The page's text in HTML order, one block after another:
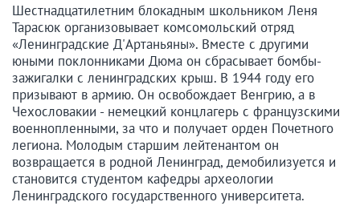
Шестнадцатилетним блокадным школьником Леня
Тарасюк организовывает комсомольский отряд
«Ленинградские Д'Артаньяны». Вместе с другими
юными поклонниками Дюма он сбрасывает бомбы-
зажигалки с ленинградских крыш. В 1944 году его
призывают в армию. Он освобождает Венгрию, а в
Чехословакии - немецкий концлагерь с французскими
военнопленными, за что и получает орден Почетного
легиона. Молодым старшим лейтенантом он
возвращается в родной Ленинград, демобилизуется и
становится студентом кафедры археологии
Ленинградского государственного университета.